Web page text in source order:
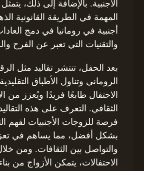
الأجنبية. بالإضافة إلى ذلك،
المهمة في الطريقة القانونية
أجنبية في رومانيا في دمج
والتقنيات التي تعبر عن الفرح
بعد الحفل، تنتشر تقاليد مثل
الروماني وتناول الأطباق
الاحتفال طابعًا فريدًا ويُعزز من
الثقافي. التعرف على هذه
فرصة للزوجات الأجنبيات لفهم
بشكل أفضل، مما يساهم في
والتواصل بين الثقافات. ومن
الاحتفالات، يتمكن الأزواج من